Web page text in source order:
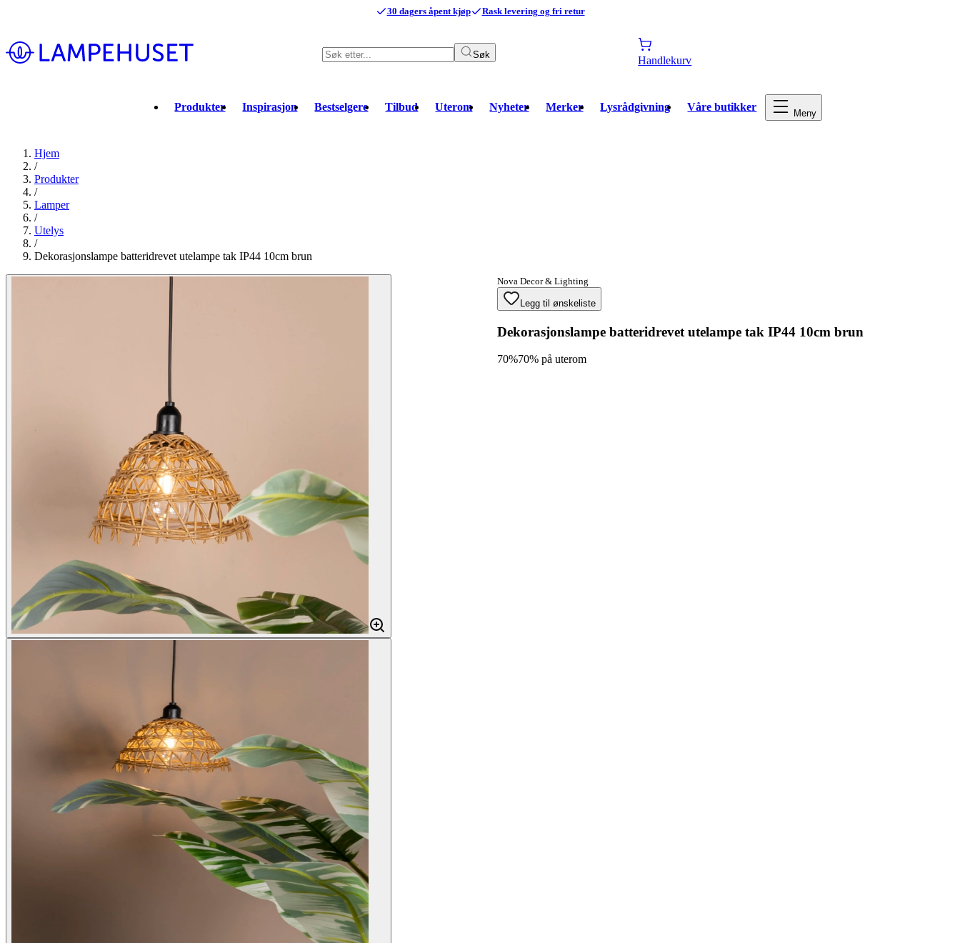
30 dagers åpent kjøp Rask levering og fri retur
Søk Handlekurv
Produkter Inspirasjon Bestselgere Tilbud Uterom Nyheter Merker Lysrådgivning Våre butikker Meny
Hjem
/
Produkter
/
Lamper
/
Utelys
/
Dekorasjonslampe batteridrevet utelampe tak IP44 10cm brun
Nova Decor & Lighting
Legg til ønskeliste
Dekorasjonslampe batteridrevet utelampe tak IP44 10cm brun
70%70% på uterom